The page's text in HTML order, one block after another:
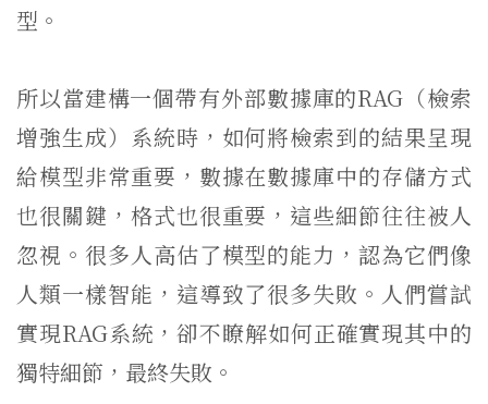
型。
所以當建構一個帶有外部數據庫的RAG（檢索
增強生成）系統時，如何將檢索到的結果呈現
給模型非常重要，數據在數據庫中的存儲方式
也很關鍵，格式也很重要，這些細節往往被人
忽視。很多人高估了模型的能力，認為它們像
人類一樣智能，這導致了很多失敗。人們嘗試
實現RAG系統，卻不瞭解如何正確實現其中的
獨特細節，最終失敗。